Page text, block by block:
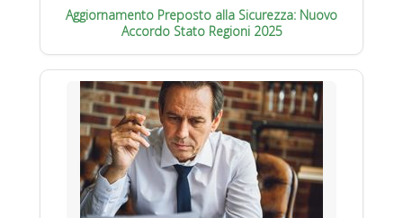
Aggiornamento Preposto alla Sicurezza: Nuovo
Accordo Stato Regioni 2025